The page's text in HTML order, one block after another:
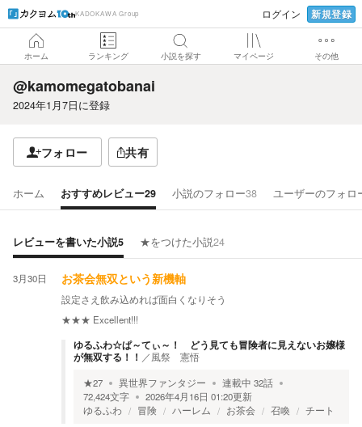
KADOKAWA Group ログイン 新規登録
ホーム ランキング 小説を探す マイページ その他
@kamomegatobanai
2024年1月7日に登録
フォロー 共有
ホーム おすすめレビュー29 小説のフォロー38 ユーザーのフォロ
レビューを書いた小説5 ★をつけた小説24
3月30日 お茶会無双という新機軸
設定さえ飲み込めれば面白くなりそう
★★★ Excellent!!!
ゆるふわ☆ぱ～てぃ～！ どう見ても冒険者に見えないお嬢様
が無双する！！ ／風祭 憲悟
★27 異世界ファンタジー 連載中 32話
72,424文字 2026年4月16日 01:20更新
ゆるふわ
冒険 ハーレム お茶会 召喚 チート